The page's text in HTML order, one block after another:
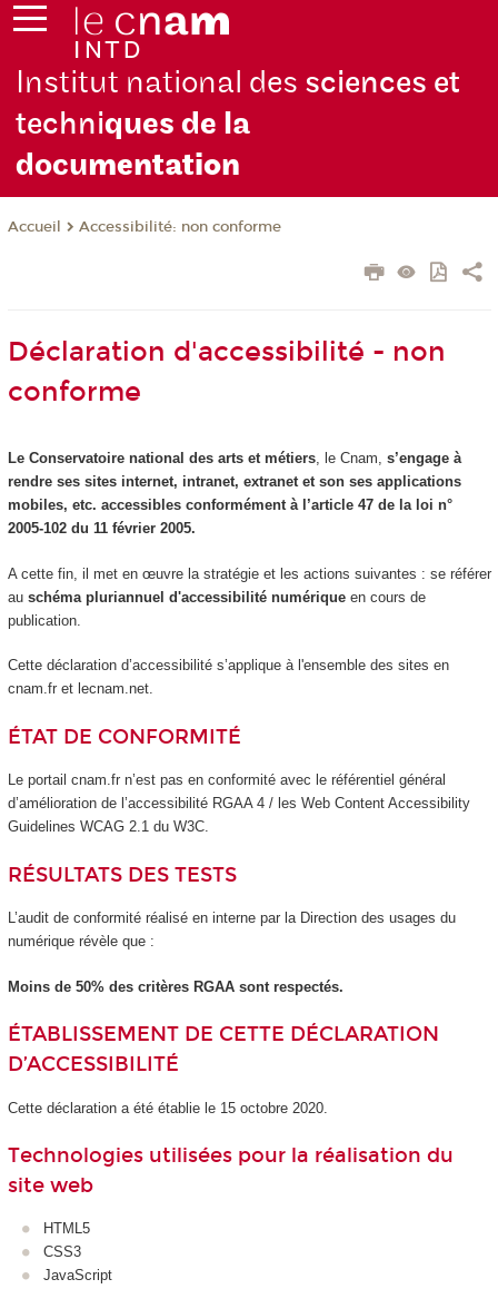
Institut national des sciences et
techniques de la
documentation
Accueil Accessibilité: non conforme
Déclaration d'accessibilité - non
conforme
Le Conservatoire national des arts et métiers, le Cnam, s’engage à
rendre ses sites internet, intranet, extranet et son ses applications
mobiles, etc. accessibles conformément à l’article 47 de la loi n°
2005-102 du 11 février 2005.
A cette fin, il met en œuvre la stratégie et les actions suivantes : se référer
au schéma pluriannuel d'accessibilité numériqueen cours de
publication.
Cette déclaration d’accessibilité s’applique à l'ensemble des sites en
cnam.fr et lecnam.net.
ÉTAT DE CONFORMITÉ
Le portail cnam.fr n’est pas en conformité avec le référentiel général
d’amélioration de l’accessibilité RGAA 4 / les Web Content Accessibility
Guidelines WCAG 2.1 du W3C.
RÉSULTATS DES TESTS
L’audit de conformité réalisé en interne par la Direction des usages du
numérique révèle que :
Moins de 50% des critères RGAA sont respectés.
ÉTABLISSEMENT DE CETTE DÉCLARATION
D’ACCESSIBILITÉ
Cette déclaration a été établie le 15 octobre 2020.
Technologies utilisées pour la réalisation du
site web
HTML5
CSS3
JavaScript